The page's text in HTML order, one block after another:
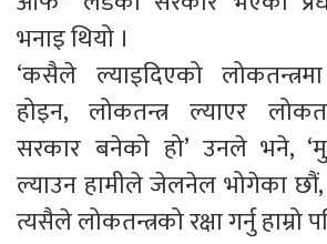
भनाइ थियो ।
‘कसैले ल्याइदिएको
होइन, लोकतन्त्र ल्याएर
सरकार बनेको हो’ उनले भने,
ल्याउन हामीले जेलनेल भोगेका छौं,
त्यसैले लोकतन्त्रको रक्षा गर्नु हाम्रो